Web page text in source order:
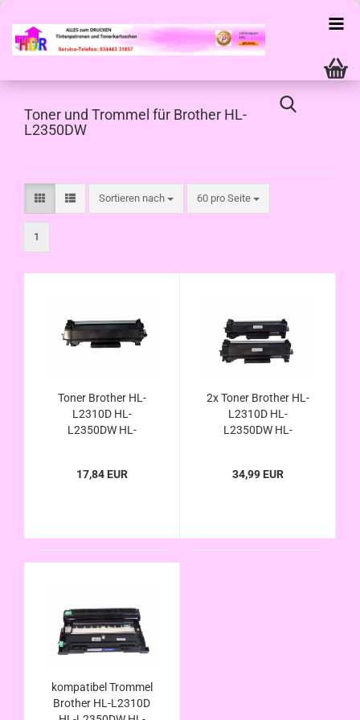
Toner und Trommel für Brother HL-
L2350DW
Sortieren nach
Sortieren nach 60 pro Seite
pro Seite
1
Toner Brother HL-
L2310D HL-
L2350DW HL-
mit Chip
17,84 EUR
2x Toner Brother HL-
L2310D HL-
L2350DW HL-
mit Chip
34,99 EUR
kompatibel Trommel
Brother HL-L2310D